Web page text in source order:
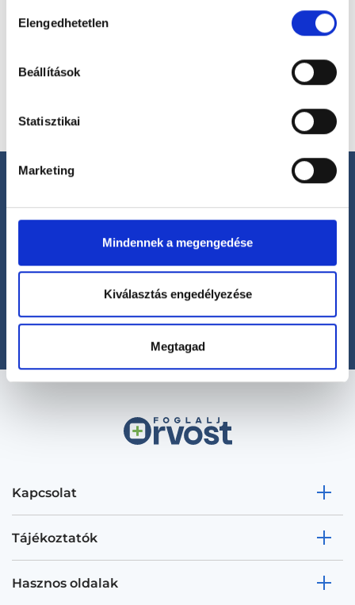
szabályzat:https://foglaljorvost.hu/info/foglaljorvost-
kiválasztása
Elengedhetetlen
Beállítások
Statisztikai
Marketing
Mindennek a megengedése
Kiválasztás engedélyezése
Megtagad
Segíthetünk?
+36 1 700-1398
(H-P: 8:00-20:00)
Kapcsolat
Tájékoztatók
Hasznos oldalak